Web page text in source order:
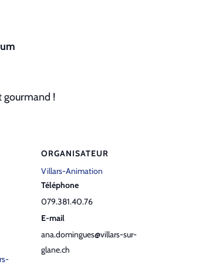
gourmand !
ORGANISATEUR
Villars-Animation
Téléphone
079.381.40.76
E-mail
ana.domingues@villars-sur-
glane.ch